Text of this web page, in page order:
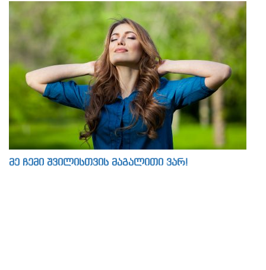
მე ჩემი შვილისთვის მაგალითი ვარ!